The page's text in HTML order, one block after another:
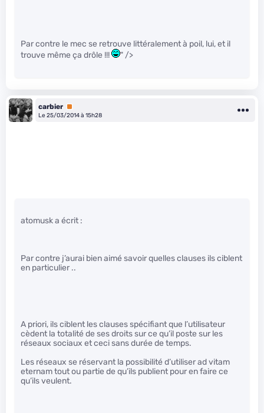
Par contre le mec se retrouve littéralement à poil, lui, et il
trouve même ça drôle !!!
" />
carbier Premium
Le 25/03/2014 à 15h28
atomusk a écrit :
Par contre j’aurai bien aimé savoir quelles clauses ils ciblent
en particulier ..
A priori, ils ciblent les clauses spécifiant que l’utilisateur
cèdent la totalité de ses droits sur ce qu’il poste sur les
réseaux sociaux et ceci sans durée de temps.
Les réseaux se réservant la possibilité d’utiliser ad vitam
eternam tout ou partie de qu’ils publient pour en faire ce
qu’ils veulent.